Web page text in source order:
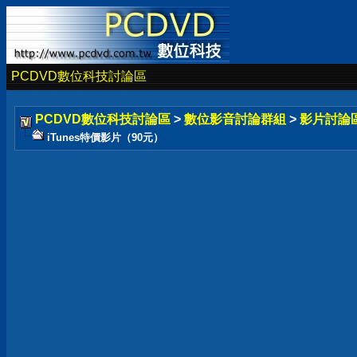
PCDVD數位科技討論區
PCDVD數位科技討論區 > 數位影音討論群組 > 影片討論
iTunes特價影片（90元）